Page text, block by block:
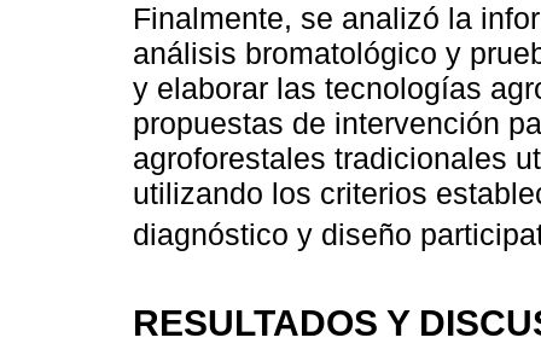
Finalmente, se analizó la
análisis bromatológico y
y elaborar las tecnologías
propuestas de intervención
agroforestales tradicionales
utilizando los criterios
diagnóstico y diseño
RESULTADOS Y